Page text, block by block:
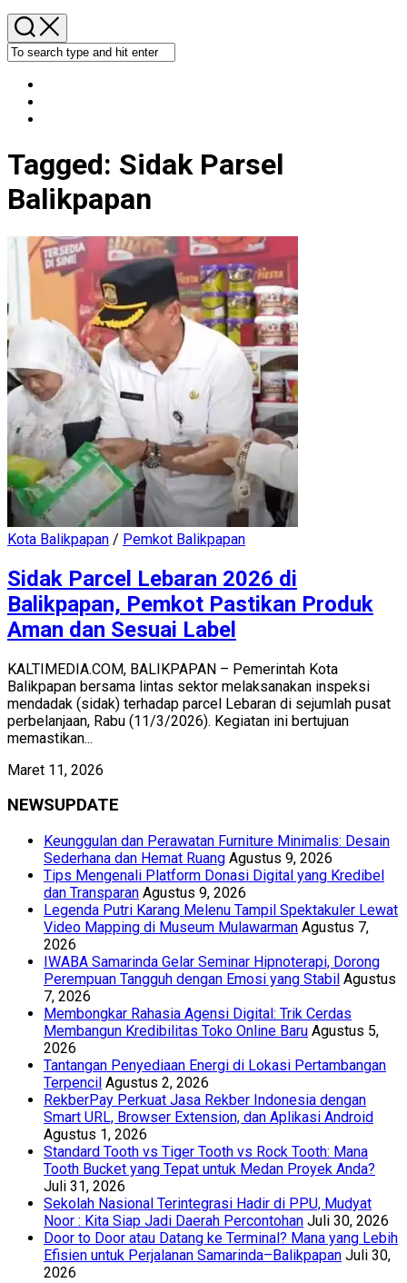
Tagged: Sidak Parsel
Balikpapan
Kota Balikpapan / Pemkot Balikpapan
Sidak Parcel Lebaran 2026 di
Balikpapan, Pemkot Pastikan Produk
Aman dan Sesuai Label
KALTIMEDIA.COM, BALIKPAPAN – Pemerintah Kota
Balikpapan bersama lintas sektor melaksanakan inspeksi
mendadak (sidak) terhadap parcel Lebaran di sejumlah pusat
perbelanjaan, Rabu (11/3/2026). Kegiatan ini bertujuan
memastikan...
Maret 11, 2026
NEWSUPDATE
Keunggulan dan Perawatan Furniture Minimalis: Desain
Sederhana dan Hemat Ruang Agustus 9, 2026
Tips Mengenali Platform Donasi Digital yang Kredibel
dan Transparan Agustus 9, 2026
Legenda Putri Karang Melenu Tampil Spektakuler Lewat
Video Mapping di Museum Mulawarman Agustus 7,
2026
IWABA Samarinda Gelar Seminar Hipnoterapi, Dorong
Perempuan Tangguh dengan Emosi yang Stabil Agustus
7, 2026
Membongkar Rahasia Agensi Digital: Trik Cerdas
Membangun Kredibilitas Toko Online Baru Agustus 5,
2026
Tantangan Penyediaan Energi di Lokasi Pertambangan
Terpencil Agustus 2, 2026
RekberPay Perkuat Jasa Rekber Indonesia dengan
Smart URL, Browser Extension, dan Aplikasi Android
Agustus 1, 2026
Standard Tooth vs Tiger Tooth vs Rock Tooth: Mana
Tooth Bucket yang Tepat untuk Medan Proyek Anda?
Juli 31, 2026
Sekolah Nasional Terintegrasi Hadir di PPU, Mudyat
Noor : Kita Siap Jadi Daerah Percontohan Juli 30, 2026
Door to Door atau Datang ke Terminal? Mana yang Lebih
Efisien untuk Perjalanan Samarinda–Balikpapan Juli 30,
2026